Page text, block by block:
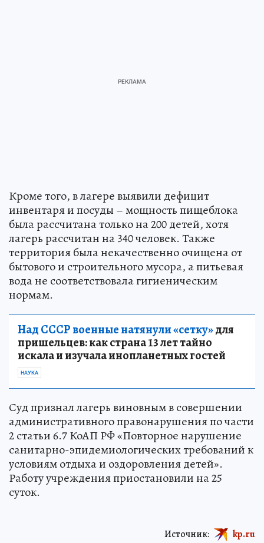
Кроме того, в лагере выявили дефицит
инвентаря и посуды – мощность пищеблока
была рассчитана только на 200 детей, хотя
лагерь рассчитан на 340 человек. Также
территория была некачественно очищена от
бытового и строительного мусора, а питьевая
вода не соответствовала гигиеническим
нормам.
Над СССР военные натянули «сетку»для
пришельцев: как страна 13 лет тайно
искала и изучала инопланетных гостей
НАУКА
Суд признал лагерь виновным в совершении
административного правонарушения по части
2 статьи 6.7 КоАП РФ «Повторное нарушение
санитарно-эпидемиологических требований к
условиям отдыха и оздоровления детей».
Работу учреждения приостановили на 25
суток.
Источник: kp.ru